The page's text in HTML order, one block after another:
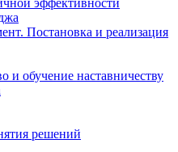
эффективности
Постановка и реализация
и обучение наставничеству
решений